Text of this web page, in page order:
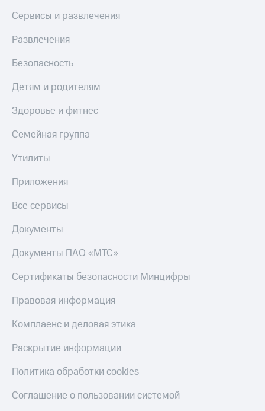
Сервисы и развлечения
Развлечения
Безопасность
Детям и родителям
Здоровье и фитнес
Семейная группа
Утилиты
Приложения
Все сервисы
Документы
Документы ПАО «МТС»
Сертификаты безопасности Минцифры
Правовая информация
Комплаенс и деловая этика
Раскрытие информации
Политика обработки cookies
Соглашение о пользовании системой